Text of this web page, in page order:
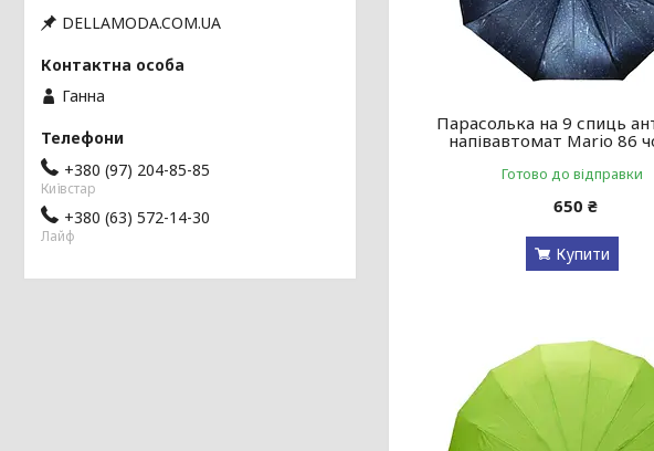
Парасолька на 9 спиць
напівавтомат Mario 86
Готово до відправки
650 ₴
Купити
DELLAMODA.COM.UA
Ганна
+380 (97) 204-85-85
Київстар
+380 (63) 572-14-30
Лайф